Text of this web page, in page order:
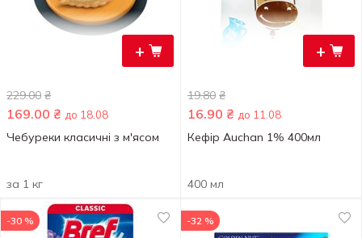
+
229.00 ₴
169.00 ₴ до 18.08
Чебуреки класичні з м'ясом
за 1 кг
+
19.80 ₴
16.90 ₴ до 11.08
Кефір Auchan 1% 400мл
400 мл
-30 % -32 %